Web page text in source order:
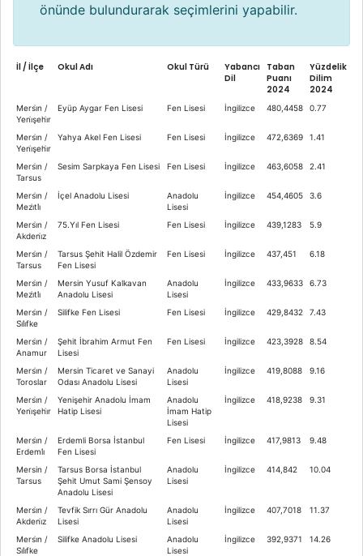
önünde bulundurarak seçimlerini yapabilir.
İl / İlçe Okul Adı Okul Türü
Yabancı
Dil
Taban
Puanı
2024
Yüzdelik
Dilim
2024
Mersi̇n /
Yeni̇şehi̇r
Eyüp Aygar Fen Lisesi Fen Lisesi İngilizce 480,4458 0.77
Mersi̇n /
Yeni̇şehi̇r
Yahya Akel Fen Lisesi Fen Lisesi İngilizce 472,6369 1.41
Mersi̇n /
Tarsus
Sesim Sarpkaya Fen Lisesi Fen Lisesi İngilizce 463,6058 2.41
Mersi̇n /
Mezi̇tli̇
İçel Anadolu Lisesi
Anadolu
Lisesi
İngilizce 454,4605 3.6
Mersi̇n /
Akdeni̇z
75.Yıl Fen Lisesi Fen Lisesi İngilizce 439,1283 5.9
Mersi̇n /
Tarsus
Tarsus Şehit Halil Özdemir
Fen Lisesi
Fen Lisesi İngilizce 437,451 6.18
Mersi̇n /
Mezi̇tli̇
Mersin Yusuf Kalkavan
Anadolu Lisesi
Anadolu
Lisesi
İngilizce 433,9633 6.73
Mersi̇n /
Si̇li̇fke
Silifke Fen Lisesi Fen Lisesi İngilizce 429,8432 7.43
Mersi̇n /
Anamur
Şehit İbrahim Armut Fen
Lisesi
Fen Lisesi İngilizce 423,3928 8.54
Mersi̇n /
Toroslar
Mersin Ticaret ve Sanayi
Odası Anadolu Lisesi
Anadolu
Lisesi
İngilizce 419,8088 9.16
Mersi̇n /
Yeni̇şehi̇r
Yenişehir Anadolu İmam
Hatip Lisesi
Anadolu
İmam Hatip
Lisesi
İngilizce 418,9238 9.31
Mersi̇n /
Erdemli̇
Erdemli Borsa İstanbul
Fen Lisesi
Fen Lisesi İngilizce 417,9813 9.48
Mersin /
Tarsus
Tarsus Borsa İstanbul
Şehit Umut Sami Şensoy
Anadolu Lisesi
Anadolu
Lisesi
İngilizce 414,842 10.04
Mersi̇n /
Akdeni̇z
Tevfik Sırrı Gür Anadolu
Lisesi
Anadolu
Lisesi
İngilizce 407,7018 11.37
Mersi̇n /
Si̇li̇fke
Silifke Anadolu Lisesi
Anadolu
Lisesi
İngilizce 392,9371 14.26